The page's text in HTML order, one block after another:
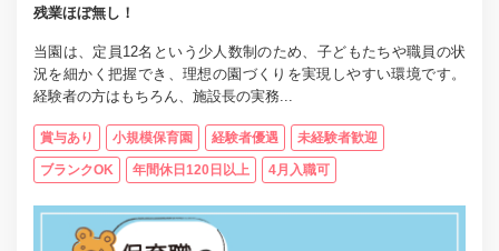
残業ほぼ無し！
当園は、定員12名という少人数制のため、子どもたちや職員の状
況を細かく把握でき、理想の園づくりを実現しやすい環境です。
経験者の方はもちろん、施設長の実務...
賞与あり 小規模保育園 経験者優遇 未経験者歓迎
ブランクOK 年間休日120日以上 4月入職可